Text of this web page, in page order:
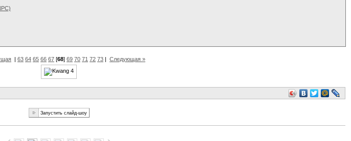
| 63 64 65 66 67 [68] 69 70 71 72 73 | Следующая »